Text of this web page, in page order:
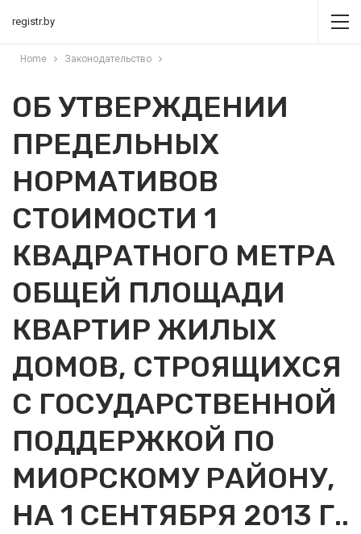
registr.by
Home Законодательство
ОБ УТВЕРЖДЕНИИ
ПРЕДЕЛЬНЫХ
НОРМАТИВОВ
СТОИМОСТИ 1
КВАДРАТНОГО МЕТРА
ОБЩЕЙ ПЛОЩАДИ
КВАРТИР ЖИЛЫХ
ДОМОВ, СТРОЯЩИХСЯ
С ГОСУДАРСТВЕННОЙ
ПОДДЕРЖКОЙ ПО
МИОРСКОМУ РАЙОНУ,
НА 1 СЕНТЯБРЯ 2013 Г..